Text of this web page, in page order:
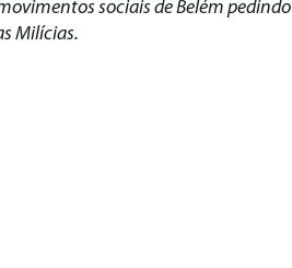
sociais de Belém pedindo
Milícias.